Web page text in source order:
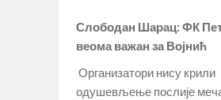
Слободан Шарац: ФК
веома важан за Војнић
Организатори нису крили
одушевљење послије